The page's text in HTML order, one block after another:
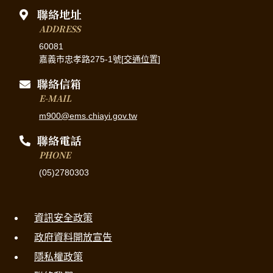
聯絡地址
ADDRESS
60081
嘉義市忠孝路275-1號[交通位置]
聯絡信箱
E-MAIL
m900@ems.chiayi.gov.tw
聯絡電話
PHONE
(05)2780303
資訊安全政策
政府資料開放宣告
隱私權政策